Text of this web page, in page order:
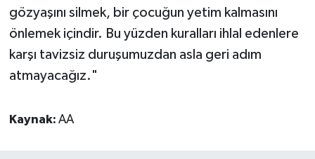
gözyaşını silmek, bir çocuğun yetim kalmasını
önlemek içindir. Bu yüzden kuralları ihlal edenlere
karşı tavizsiz duruşumuzdan asla geri adım
atmayacağız."
Kaynak: AA